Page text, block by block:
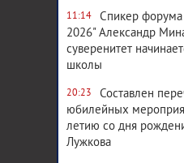
11:14
Спикер
2026" Александр
суверенитет
школы
20:23
Составлен
юбилейных
летию со дня
Лужкова